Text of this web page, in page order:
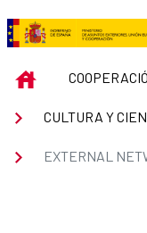
Skip to Main Content
EXTERNAL
INICIO
CULTURA Y
EXTERNAL